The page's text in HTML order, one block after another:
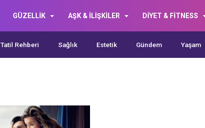
GÜZELLİK AŞK & İLİŞKİLER DİYET & FİTNESS
Tatil Rehberi Sağlık Estetik Gündem Yaşam